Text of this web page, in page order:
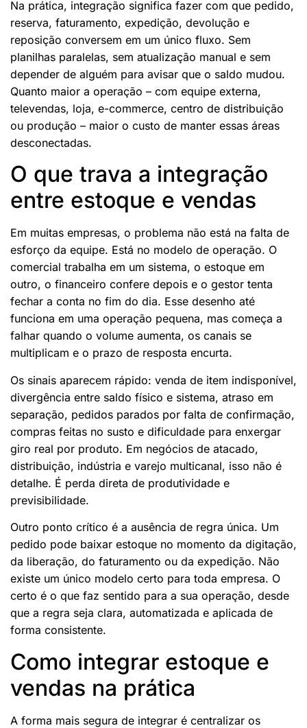
Na prática, integração significa fazer com que pedido,
reserva, faturamento, expedição, devolução e
reposição conversem em um único fluxo. Sem
planilhas paralelas, sem atualização manual e sem
depender de alguém para avisar que o saldo mudou.
Quanto maior a operação – com equipe externa,
televendas, loja, e-commerce, centro de distribuição
ou produção – maior o custo de manter essas áreas
desconectadas.
O que trava a integração
entre estoque e vendas
Em muitas empresas, o problema não está na falta de
esforço da equipe. Está no modelo de operação. O
comercial trabalha em um sistema, o estoque em
outro, o financeiro confere depois e o gestor tenta
fechar a conta no fim do dia. Esse desenho até
funciona em uma operação pequena, mas começa a
falhar quando o volume aumenta, os canais se
multiplicam e o prazo de resposta encurta.
Os sinais aparecem rápido: venda de item indisponível,
divergência entre saldo físico e sistema, atraso em
separação, pedidos parados por falta de confirmação,
compras feitas no susto e dificuldade para enxergar
giro real por produto. Em negócios de atacado,
distribuição, indústria e varejo multicanal, isso não é
detalhe. É perda direta de produtividade e
previsibilidade.
Outro ponto crítico é a ausência de regra única. Um
pedido pode baixar estoque no momento da digitação,
da liberação, do faturamento ou da expedição. Não
existe um único modelo certo para toda empresa. O
certo é o que faz sentido para a sua operação, desde
que a regra seja clara, automatizada e aplicada de
forma consistente.
Como integrar estoque e
vendas na prática
A forma mais segura de integrar é centralizar os